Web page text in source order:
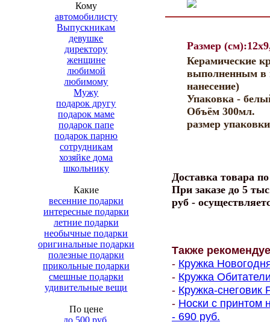
Кому
автомобилисту
Выпускникам
девушке
директору
женщине
любимой
любимому
Мужу
подарок другу
подарок маме
подарок папе
подарок парню
сотрудникам
хозяйке дома
школьнику
Какие
весенние подарки
интересные подарки
летние подарки
необычные подарки
оригинальные подарки
полезные подарки
прикольные подарки
смешные подарки
удивительные вещи
По цене
до 500 руб.
Размер
Керамические
выполненным в
нанесение)
Упаковка -
Объём 300мл.
размер
Доставка товара
При заказе до 5
руб -
Также
- Кружка
- Кружка
- Кружка-снеговик
- Носки с принтом
- 690 руб.